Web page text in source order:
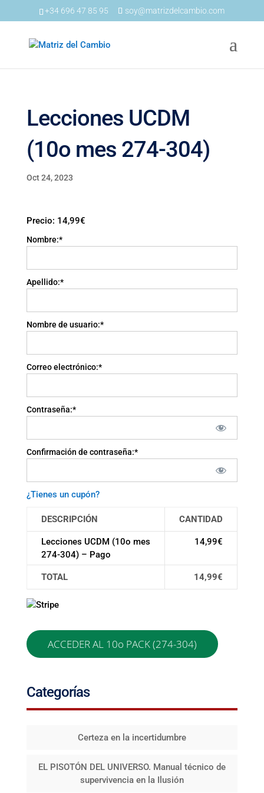
+34 696 47 85 95 soy@matrizdelcambio.com
Lecciones UCDM
(10o mes 274-304)
Oct 24, 2023
Precio: 14,99€
Nombre:*
Apellido:*
Nombre de usuario:*
Correo electrónico:*
Contraseña:*
Confirmación de contraseña:*
¿Tienes un cupón?
DESCRIPCIÓN CANTIDAD
Lecciones UCDM (10o mes
274-304) – Pago
14,99€
TOTAL 14,99€
Sin valor
Categorías
Certeza en la incertidumbre
EL PISOTÓN DEL UNIVERSO. Manual técnico de
supervivencia en la Ilusión